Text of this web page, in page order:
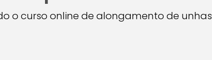
o curso online de alongamento de unhas